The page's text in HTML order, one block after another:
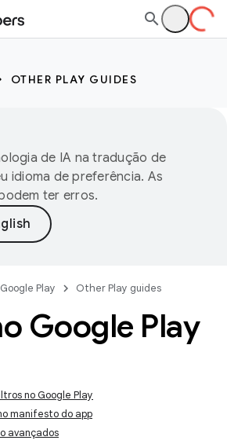
OTHER PLAY GUIDES
de IA na tradução de
idioma de preferência. As
ter erros.
Google Play Other Play guides
Google Play
no Google Play
manifesto do app
avançados